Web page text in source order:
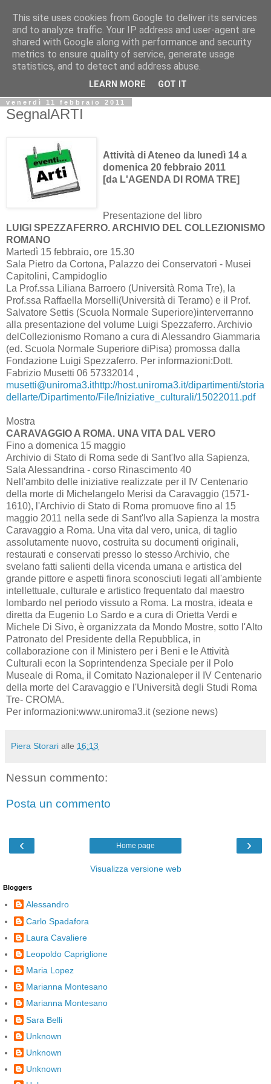
Biblio@rti in
Il Blog della Biblioteca di Area delle arti per condividere
informazioni iniziative incontri
venerdì 11 febbraio 2011
SegnalARTI
Attività di Ateneo da lunedì 14 a
domenica 20 febbraio 2011
[da L'AGENDA DI ROMA TRE]
Presentazione del libro
LUIGI SPEZZAFERRO. ARCHIVIO DEL COLLEZIONISMO
ROMANO
Martedì 15 febbraio, ore 15.30
Sala Pietro da Cortona, Palazzo dei Conservatori - Musei
Capitolini, Campidoglio
La Prof.ssa Liliana Barroero (Università Roma Tre), la
Prof.ssa Raffaella Morselli(Università di Teramo) e il Prof.
Salvatore Settis (Scuola Normale Superiore)interverranno
alla presentazione del volume Luigi Spezzaferro. Archivio
delCollezionismo Romano a cura di Alessandro Giammaria
(ed. Scuola Normale Superiore diPisa) promossa dalla
Fondazione Luigi Spezzaferro. Per informazioni:Dott.
Fabrizio Musetti 06 57332014 ,
musetti@uniroma3.ithttp://host.uniroma3.it/dipartimenti/storia
dellarte/Dipartimento/File/Iniziative_culturali/15022011.pdf
Mostra
CARAVAGGIO A ROMA. UNA VITA DAL VERO
Fino a domenica 15 maggio
Archivio di Stato di Roma sede di Sant'Ivo alla Sapienza,
Sala Alessandrina - corso Rinascimento 40
Nell'ambito delle iniziative realizzate per il IV Centenario
della morte di Michelangelo Merisi da Caravaggio (1571-
1610), l'Archivio di Stato di Roma promuove fino al 15
maggio 2011 nella sede di Sant'Ivo alla Sapienza la mostra
Caravaggio a Roma. Una vita dal vero, unica, di taglio
assolutamente nuovo, costruita su documenti originali,
restaurati e conservati presso lo stesso Archivio, che
svelano fatti salienti della vicenda umana e artistica del
grande pittore e aspetti finora sconosciuti legati all'ambiente
intellettuale, culturale e artistico frequentato dal maestro
lombardo nel periodo vissuto a Roma. La mostra, ideata e
diretta da Eugenio Lo Sardo e a cura di Orietta Verdi e
Michele Di Sivo, è organizzata da Mondo Mostre, sotto l'Alto
Patronato del Presidente della Repubblica, in
collaborazione con il Ministero per i Beni e le Attività
Culturali econ la Soprintendenza Speciale per il Polo
Museale di Roma, il Comitato Nazionaleper il IV Centenario
della morte del Caravaggio e l'Università degli Studi Roma
Tre- CROMA.
Per informazioni:www.uniroma3.it (sezione news)
Piera Storari alle 16:13
Nessun commento:
Posta un commento
‹ ›
Home page
Visualizza versione web
Bloggers
Alessandro
Carlo Spadafora
Laura Cavaliere
Leopoldo Capriglione
Maria Lopez
Marianna Montesano
Marianna Montesano
Sara Belli
Unknown
Unknown
Unknown
This site uses cookies from Google to deliver its services
and to analyze traffic. Your IP address and user-agent are
shared with Google along with performance and security
metrics to ensure quality of service, generate usage
statistics, and to detect and address abuse.
LEARN MORE GOT IT